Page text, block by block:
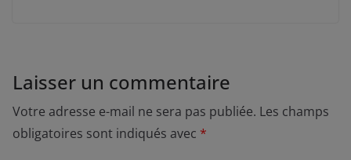
Laisser un commentaire
Votre adresse e-mail ne sera pas publiée. Les champs
obligatoires sont indiqués avec *